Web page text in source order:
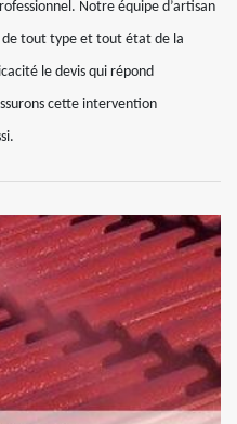
Notre équipe d’artisan
tout type et tout état de la
le devis qui répond
cette intervention